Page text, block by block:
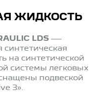
ЖИДКОСТЬ
LDS—
синтетическая
на синтетической
системы легковых
подвеской
3».